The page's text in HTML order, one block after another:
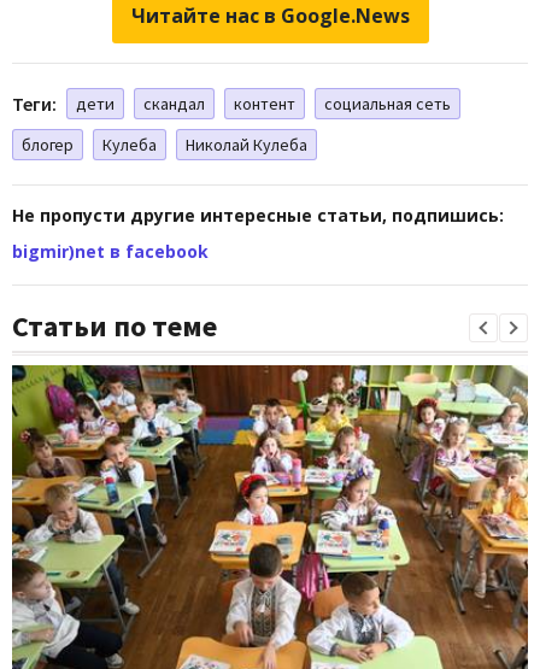
Читайте нас в Google.News
Теги: дети скандал контент
социальная сеть
блогер
Кулеба Николай Кулеба
Не пропусти другие интересные статьи, подпишись:
bigmir)net в facebook
Статьи по теме